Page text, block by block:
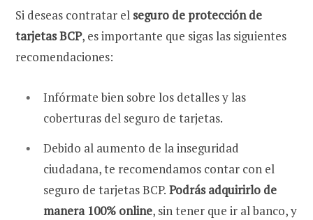
Si deseas contratar el seguro de protección de
tarjetas BCP, es importante que sigas las siguientes
recomendaciones:
Infórmate bien sobre los detalles y las
coberturas del seguro de tarjetas.
Debido al aumento de la inseguridad
ciudadana, te recomendamos contar con el
seguro de tarjetas BCP. Podrás adquirirlo de
manera 100% online, sin tener que ir al banco, y